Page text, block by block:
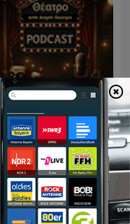
Θέατρο με Αγγελή
Γεωργία, ραδιοφωνικά
θεατρικά έργα